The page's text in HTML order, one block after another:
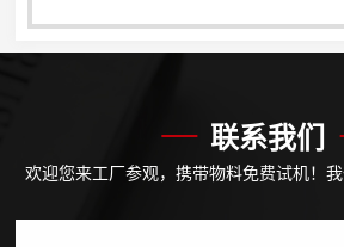
成品储存和销售难题，是规模化
液体包膜、粉末包膜两种工艺，
求。其工作原理简单**，全程自动
无...
联系我们
欢迎您来工厂参观，携带物料免费试机！我